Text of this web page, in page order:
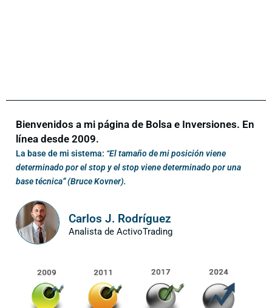
Bienvenidos a mi página de Bolsa e Inversiones. En
línea desde 2009.
La base de mi sistema: “El tamaño de mi posición viene
determinado por el stop y el stop viene determinado por una
base técnica” (Bruce Kovner).
Carlos J. Rodríguez
Analista de ActivoTrading